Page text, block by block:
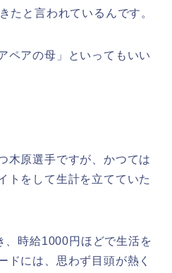
たと言われているんです。
ペアの母」といってもいい
木原選手ですが、かつては
トをして生計を立てていた
、時給1000円ほどで生活を
ドには、思わず目頭が熱く